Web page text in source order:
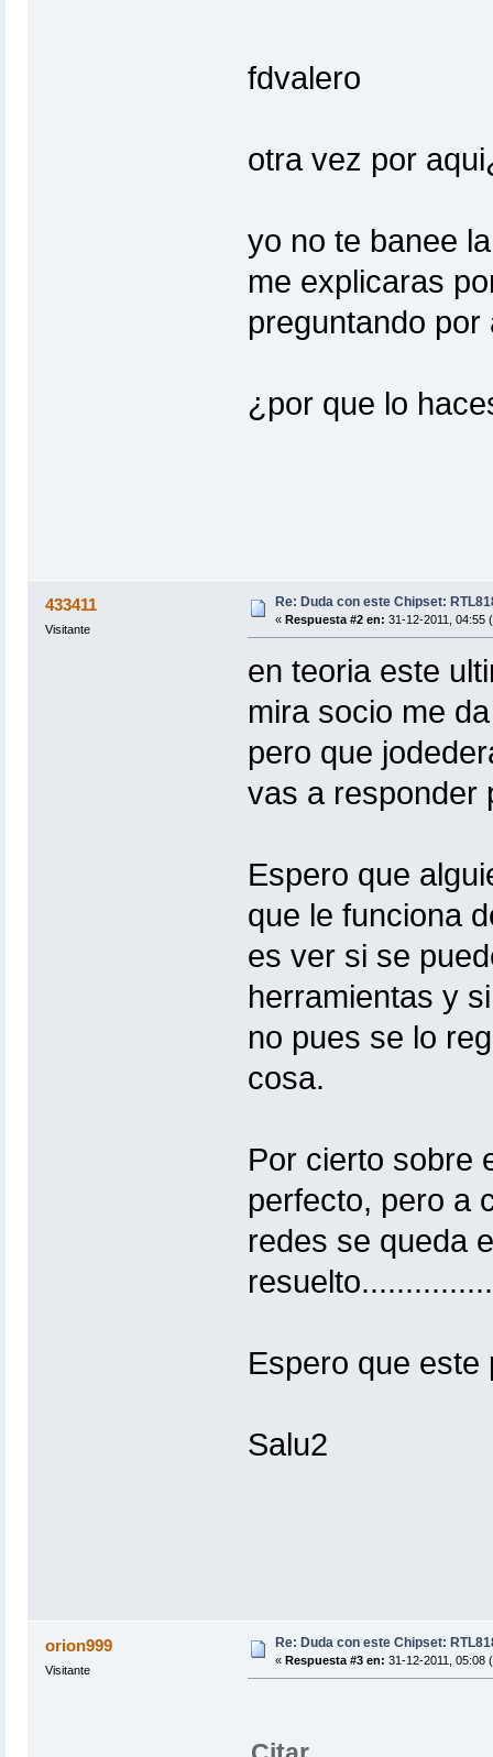
fdvalero
otra vez por
yo no te banee
me explicaras
preguntando
¿por que lo
433411
Visitante
Re: Duda con este Chipset:
« Respuesta #2 en: 31-12-2011, 04:55
en teoria este
mira socio me
pero que
vas a responder
Espero que
que le funciona
es ver si se
herramientas y
no pues se lo
cosa.
Por cierto sobre
perfecto, pero a
redes se queda
Espero que este
Salu2
orion999
Visitante
Re: Duda con este Chipset:
« Respuesta #3 en: 31-12-2011, 05:08